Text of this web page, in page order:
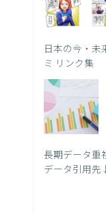
日本の今・未
ミ リンク集
長期データ重
データ引用